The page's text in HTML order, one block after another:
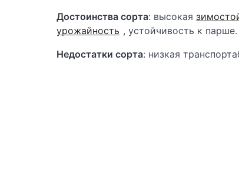
Достоинства сорта: высокая
урожайность , устойчивость к парше.
Недостатки сорта: низкая